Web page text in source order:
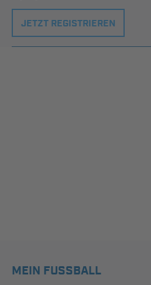
JETZT REGISTRIEREN
MEIN FUSSBALL